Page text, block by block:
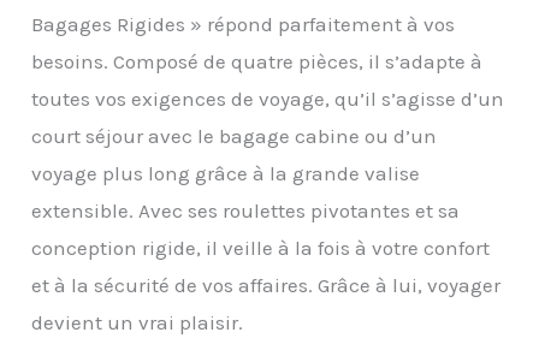
Bagages Rigides » répond parfaitement à vos
besoins. Composé de quatre pièces, il s’adapte à
toutes vos exigences de voyage, qu’il s’agisse d’un
court séjour avec le bagage cabine ou d’un
voyage plus long grâce à la grande valise
extensible. Avec ses roulettes pivotantes et sa
conception rigide, il veille à la fois à votre confort
et à la sécurité de vos affaires. Grâce à lui, voyager
devient un vrai plaisir.